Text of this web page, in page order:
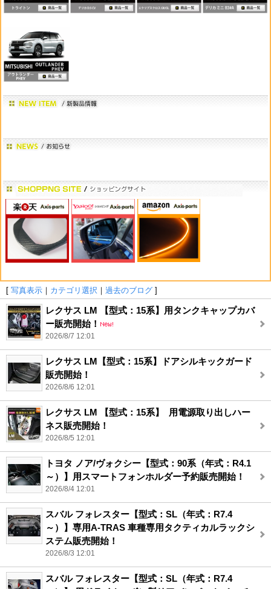
[ 写真表示 ｜ カテゴリ選択 ｜ 過去のブログ ]
レクサス LM 【型式：15系】用タンクキャップカバ
ー販売開始！
2026/8/7 12:01
レクサス LM【型式：15系】ドアシルキックガード
販売開始！
2026/8/6 12:01
レクサス LM 【型式：15系】 用電源取り出しハー
ネス販売開始！
2026/8/5 12:01
トヨタ ノア/ヴォクシー【型式：90系（年式：R4.1
～）】用スマートフォンホルダー予約販売開始！
2026/8/4 12:01
スバル フォレスター【型式：SL（年式：R7.4
～）】専用A-TRAS 車種専用タクティカルラックシ
ステム販売開始！
2026/8/3 12:01
スバル フォレスター【型式：SL（年式：R7.4